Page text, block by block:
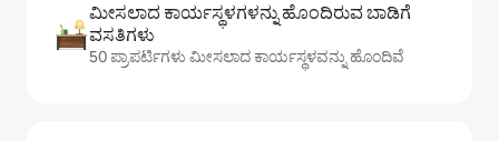
ಮೀಸಲಾದ ಕಾರ್ಯಸ್ಥಳಗಳನ್ನು ಹೊಂದಿರುವ ಬಾಡಿಗೆ
ವಸತಿಗಳು
50 ಪ್ರಾಪರ್ಟಿಗಳು ಮೀಸಲಾದ ಕಾರ್ಯಸ್ಥಳವನ್ನು ಹೊಂದಿವೆ